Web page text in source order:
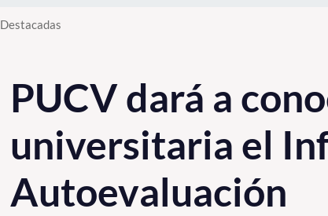
Destacadas
PUCV dará a
universitaria el
Autoevaluación